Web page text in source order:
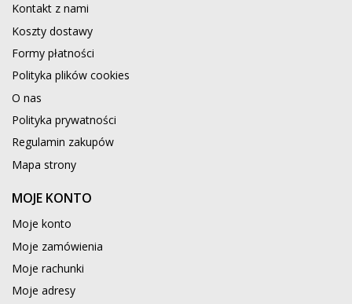
Kontakt z nami
Koszty dostawy
Formy płatności
Polityka plików cookies
O nas
Polityka prywatności
Regulamin zakupów
Mapa strony
MOJE KONTO
Moje konto
Moje zamówienia
Moje rachunki
Moje adresy